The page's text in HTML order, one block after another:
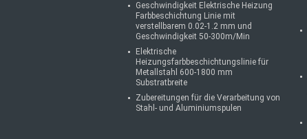
Geschwindigkeit Elektrische Heizung
Farbbeschichtung Linie mit
verstellbarem 0.02-1.2 mm und
Geschwindigkeit 50-300m/Min
Elektrische
Heizungsfarbbeschichtungslinie für
Metallstahl 600-1800 mm
Substratbreite
Zubereitungen für die Verarbeitung von
Stahl- und Aluminiumspulen